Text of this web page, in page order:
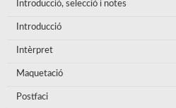
Introducció, selecció i notes
Introducció
Intèrpret
Maquetació
Postfaci